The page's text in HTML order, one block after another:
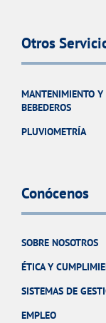
Otros
MANTENIMIENTO Y
BEBEDEROS
PLUVIOMETRÍA
Conócenos
SOBRE NOSOTROS
ÉTICA Y
SISTEMAS DE
EMPLEO